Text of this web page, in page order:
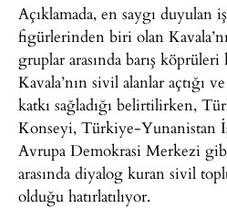
Açıklamada, en saygı duyulan
figürlerinden biri olan
gruplar arasında barış
Kavala’nın sivil alanlar açtığı
katkı sağladığı belirtilirken,
Konseyi, Türkiye-Yunanistan
Avrupa Demokrasi Merkezi
arasında diyalog kuran sivil
olduğu hatırlatılıyor.